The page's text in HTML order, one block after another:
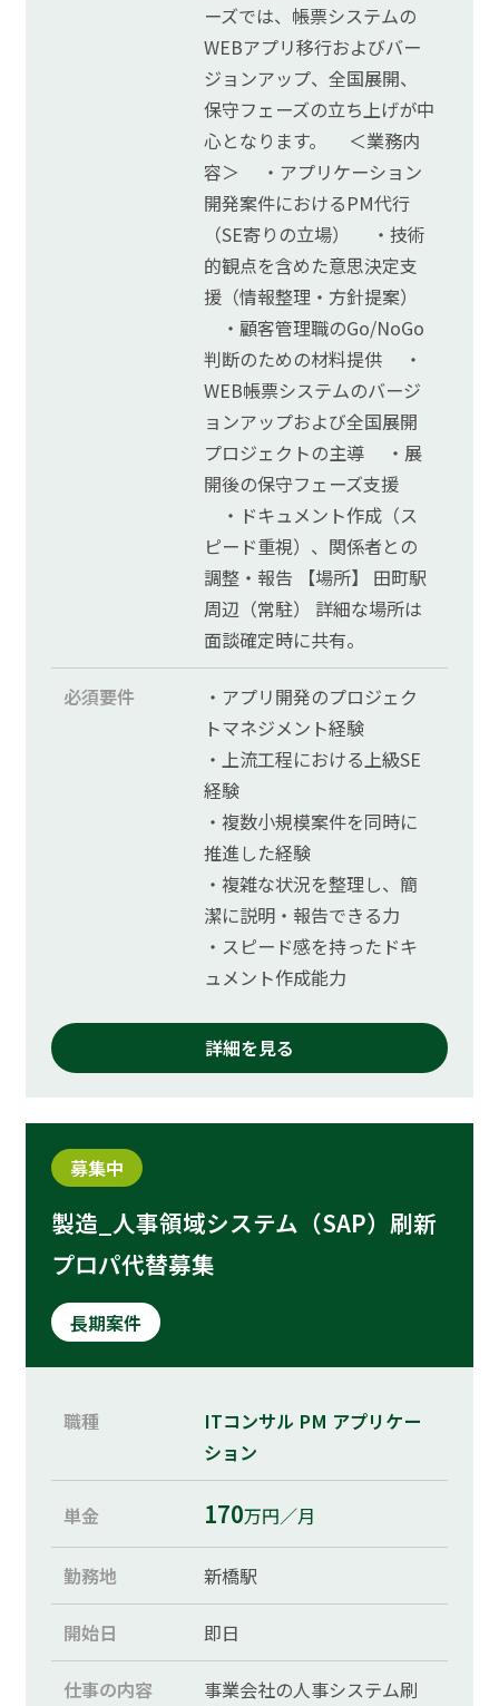
ーズでは、帳票システムの
WEBアプリ移行およびバー
ジョンアップ、全国展開、
保守フェーズの立ち上げが中
心となります。 ＜業務内
容＞ ・アプリケーション
開発案件におけるPM代行
（SE寄りの立場） ・技術
的観点を含めた意思決定支
援（情報整理・方針提案）
・顧客管理職のGo/NoGo
判断のための材料提供 ・
WEB帳票システムのバージ
ョンアップおよび全国展開
プロジェクトの主導 ・展
開後の保守フェーズ支援
・ドキュメント作成（ス
ピード重視）、関係者との
調整・報告 【場所】 田町駅
周辺（常駐） 詳細な場所は
面談確定時に共有。
必須要件
・アプリ開発のプロジェク
トマネジメント経験
・上流工程における上級SE
経験
・複数小規模案件を同時に
推進した経験
・複雑な状況を整理し、簡
潔に説明・報告できる力
・スピード感を持ったドキ
ュメント作成能力
詳細を見る
募集中
製造_人事領域システム（SAP）刷新
プロパ代替募集
長期案件
職種 ITコンサル PM アプリケー
ション
単金 170万円／月
勤務地 新橋駅
開始日 即日
仕事の内容
事業会社の人事システム刷